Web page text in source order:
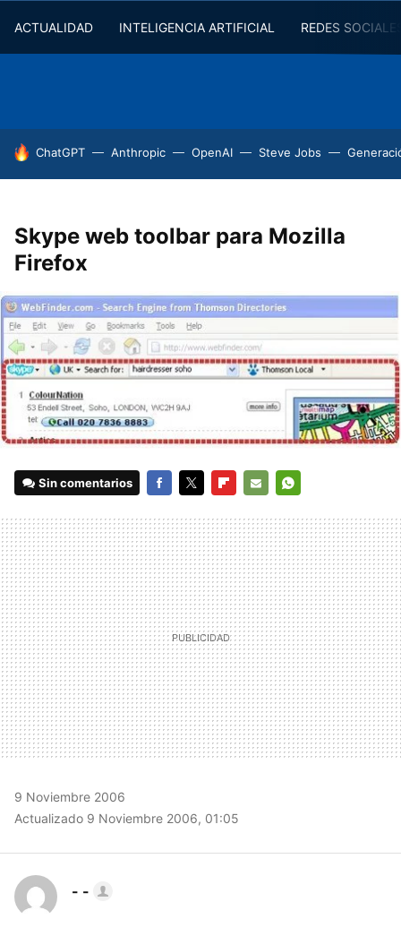
ACTUALIDAD INTELIGENCIA ARTIFICIAL REDES
HOY SE HABLA DE
ChatGPT Anthropic OpenAI Steve Jobs
Skype web toolbar para Mozilla
Firefox
Sin comentarios
MAIL
9 Noviembre 2006
Actualizado 9 Noviembre 2006, 01:05
- -